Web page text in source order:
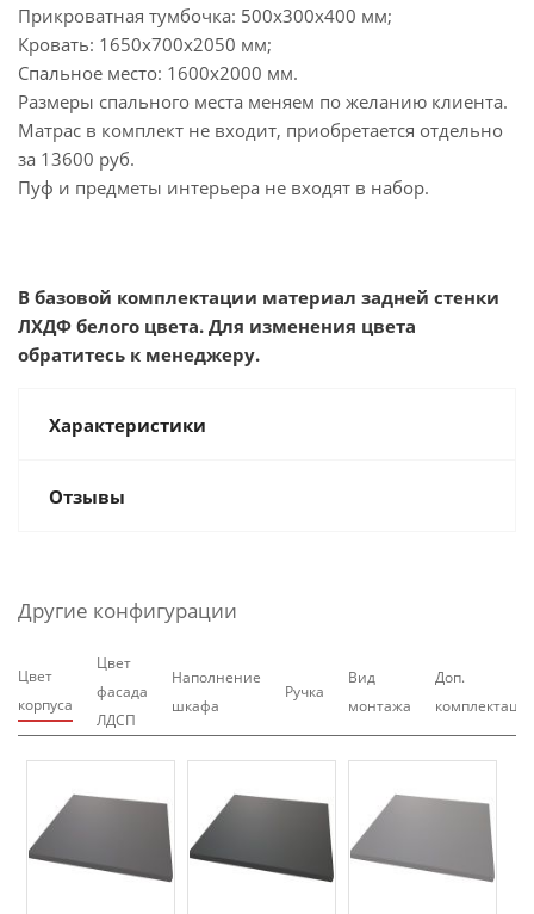
Прикроватная тумбочка: 500x300x400 мм;
Кровать: 1650x700x2050 мм;
Спальное место: 1600x2000 мм.
Размеры спального места меняем по желанию клиента.
Матрас в комплект не входит, приобретается отдельно
за 13600 руб.
Пуф и предметы интерьера не входят в набор.
В базовой комплектации материал задней стенки
ЛХДФ белого цвета. Для изменения цвета
обратитесь к менеджеру.
Характеристики
Отзывы
Другие конфигурации
Цвет
корпуса
Цвет
фасада
ЛДСП
Наполнение
шкафа
Ручка
Вид
монтажа
Доп.